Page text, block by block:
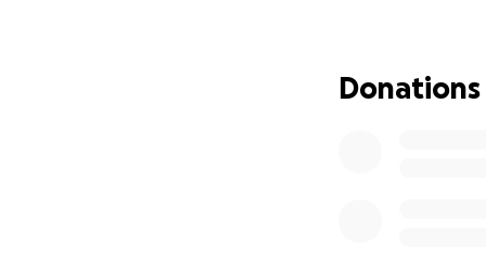
compter sur ses
Donations